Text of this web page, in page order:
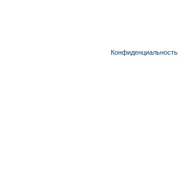
Конфиденциальность